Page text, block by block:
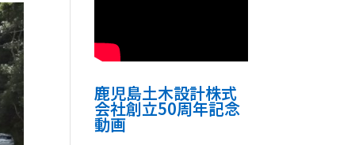
鹿児島土木設計株式
会社創立50周年記念
動画